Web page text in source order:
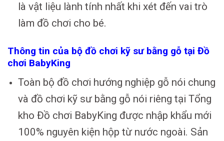
là vật liệu lành tính nhất khi xét đến vai trò
làm đồ chơi cho bé.
Thông tin của bộ đồ chơi kỹ sư bằng gỗ tại Đồ
chơi BabyKing
Toàn bộ đồ chơi hướng nghiệp gỗ nói chung
và đồ chơi kỹ sư bằng gỗ nói riêng tại Tổng
kho Đồ chơi BabyKing được nhập khẩu mới
100% nguyên kiện hộp từ nước ngoài. Sản